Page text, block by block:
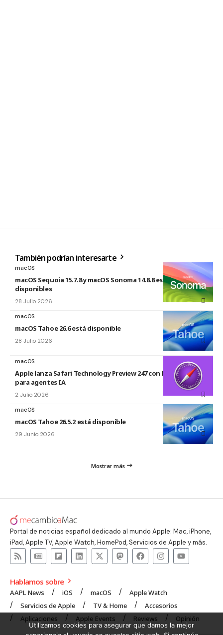
También podrían interesarte
macOS
macOS Sequoia 15.7.8 y macOS Sonoma 14.8.8 están
disponibles
28 Julio 2026
macOS
macOS Tahoe 26.6 está disponible
28 Julio 2026
macOS
Apple lanza Safari Technology Preview 247 con MCP Server
para agentes IA
2 Julio 2026
macOS
macOS Tahoe 26.5.2 está disponible
29 Junio 2026
Mostrar más
Portal de noticias español dedicado al mundo Apple: Mac, iPhone,
iPad, Apple TV, Apple Watch, HomePod, Servicios de Apple y más.
Hablamos sobre
AAPL News iOS macOS
Apple Watch
Servicios de Apple
TV & Home
Accesorios
Aplicaciones
Apple Events Reviews Opinión
Utilizamos cookies para asegurar que damos la mejor